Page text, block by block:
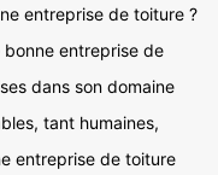
entreprise de toiture ?
bonne entreprise de
dans son domaine
tant humaines,
entreprise de toiture